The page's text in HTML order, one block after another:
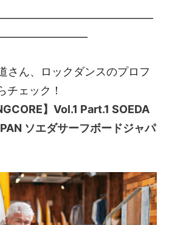
さん、ロックダンスのプロフ
チェック！
】Vol.1 Part.1 SOEDA
ソエダサーフボードジャパ